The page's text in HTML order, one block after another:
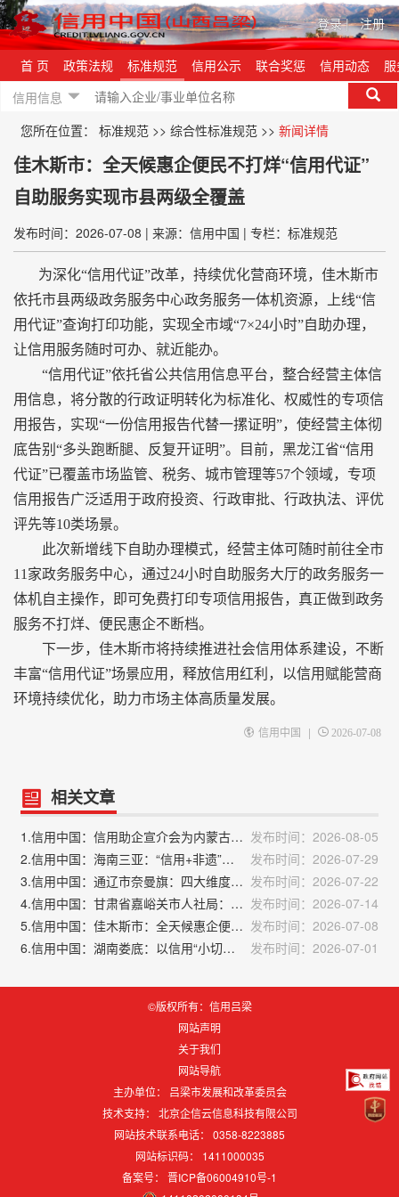
登录| 注册
首 页 政策法规 标准规范 信用公示 联合奖惩 信用动态
信用信息
您所在位置： 标准规范 >> 综合性标准规范 >> 新闻详情
佳木斯市：全天候惠企便民不打烊“信用代证”
自助服务实现市县两级全覆盖
发布时间：2026-07-08 | 来源：信用中国 | 专栏：标准规范
为深化“信用代证”改革，持续优化营商环境，佳木斯市
依托市县两级政务服务中心政务服务一体机资源，上线“信
用代证”查询打印功能，实现全市域“7×24小时”自助办理，
让信用服务随时可办、就近能办。
“信用代证”依托省公共信用信息平台，整合经营主体信
用信息，将分散的行政证明转化为标准化、权威性的专项信
用报告，实现“一份信用报告代替一摞证明”，使经营主体彻
底告别“多头跑断腿、反复开证明”。目前，黑龙江省“信用
代证”已覆盖市场监管、税务、城市管理等57个领域，专项
信用报告广泛适用于政府投资、行政审批、行政执法、评优
评先等‌10类场景。
此次新增线下自助办理模式，经营主体可随时前往全市
11家政务服务中心，通过24小时自助服务大厅的政务服务一
体机自主操作，即可免费打印专项信用报告，真正做到政务
服务不打烊、便民惠企不断档。
下一步，佳木斯市将持续推进社会信用体系建设，不断
丰富“信用代证”场景应用，释放信用红利，以信用赋能营商
环境持续优化，助力市场主体高质量发展。
信用中国 | 2026-07-08
相关文章
1.信用中国：信用助企宣介会为内蒙古民营企业赋能 发布时间：2026-08-05
2.信用中国：海南三亚：“信用+非遗”四大应用场景落地
发布时间：2026-07-29
3.信用中国：通辽市奈曼旗：四大维度精准发力 扎实推进人社信用体系建设 发布时间：2026-07-22
4.信用中国：甘肃省嘉峪关市人社局：扎实推进公共信用综合评价落地见效 发布时间：2026-07-14
5.信用中国：佳木斯市：全天候惠企便民不打烊“信用代证”自助服务实现市县两级全覆盖 发布时间：2026-07-08
6.信用中国：湖南娄底：以信用“小切口” 做实社会诚信“大文章”
发布时间：2026-07-01
©版权所有：信用吕梁
网站声明
关于我们
网站导航
主办单位： 吕梁市发展和改革委员会
技术支持： 北京企信云信息科技有限公司
网站技术联系电话： 0358-8223885
网站标识码：
1411000035
备案号：
晋ICP备06004910号-1